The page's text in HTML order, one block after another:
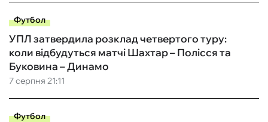
Футбол
7 серпня 21:11
УПЛ затвердила розклад четвертого туру:
коли відбудуться матчі Шахтар – Полісся та
Буковина – Динамо
Футбол